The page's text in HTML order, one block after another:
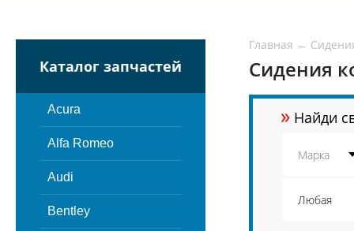
Каталог запчастей
Acura
Alfa Romeo
Audi
Bentley
Главная ←
Сидения
» Найди